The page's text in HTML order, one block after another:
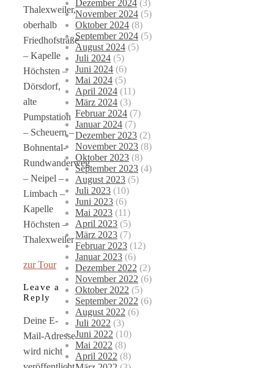
Thalexweiler,
oberhalb
Friedhofstraße
– Kapelle
Höchsten –
Dörsdorf,
alte
Pumpstation
– Scheuern –
Bohnental-
Rundwanderweg
– Neipel –
Limbach –
Kapelle
Höchsten –
Thalexweiler
zur Tour
Leave a
Reply
Deine E-
Mail-Adresse
wird nicht
Dezember 2024 (3)
November 2024 (5)
Oktober 2024 (8)
September 2024 (5)
August 2024 (5)
Juli 2024 (5)
Juni 2024 (6)
Mai 2024 (5)
April 2024 (11)
März 2024 (3)
Februar 2024 (7)
Januar 2024 (7)
Dezember 2023 (2)
November 2023 (8)
Oktober 2023 (8)
September 2023 (4)
August 2023 (5)
Juli 2023 (10)
Juni 2023 (6)
Mai 2023 (11)
April 2023 (5)
März 2023 (7)
Februar 2023 (12)
Januar 2023 (6)
Dezember 2022 (2)
November 2022 (6)
Oktober 2022 (5)
September 2022 (6)
August 2022 (6)
Juli 2022 (3)
Juni 2022 (10)
Mai 2022 (8)
April 2022 (8)